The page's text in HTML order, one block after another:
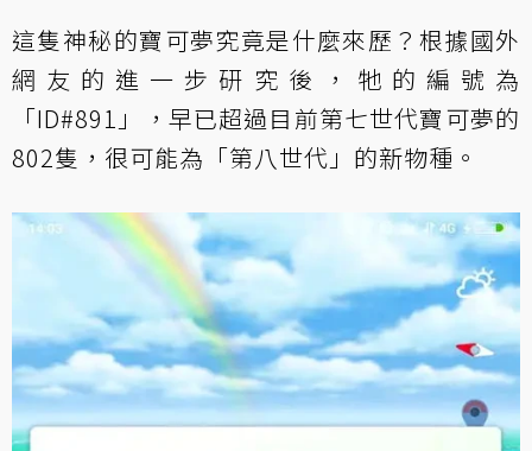
這隻神秘的寶可夢究竟是什麼來歷？根據國外
網友的進一步研究後，牠的編號為
「ID#891」，早已超過目前第七世代寶可夢的
802隻，很可能為「第八世代」的新物種。